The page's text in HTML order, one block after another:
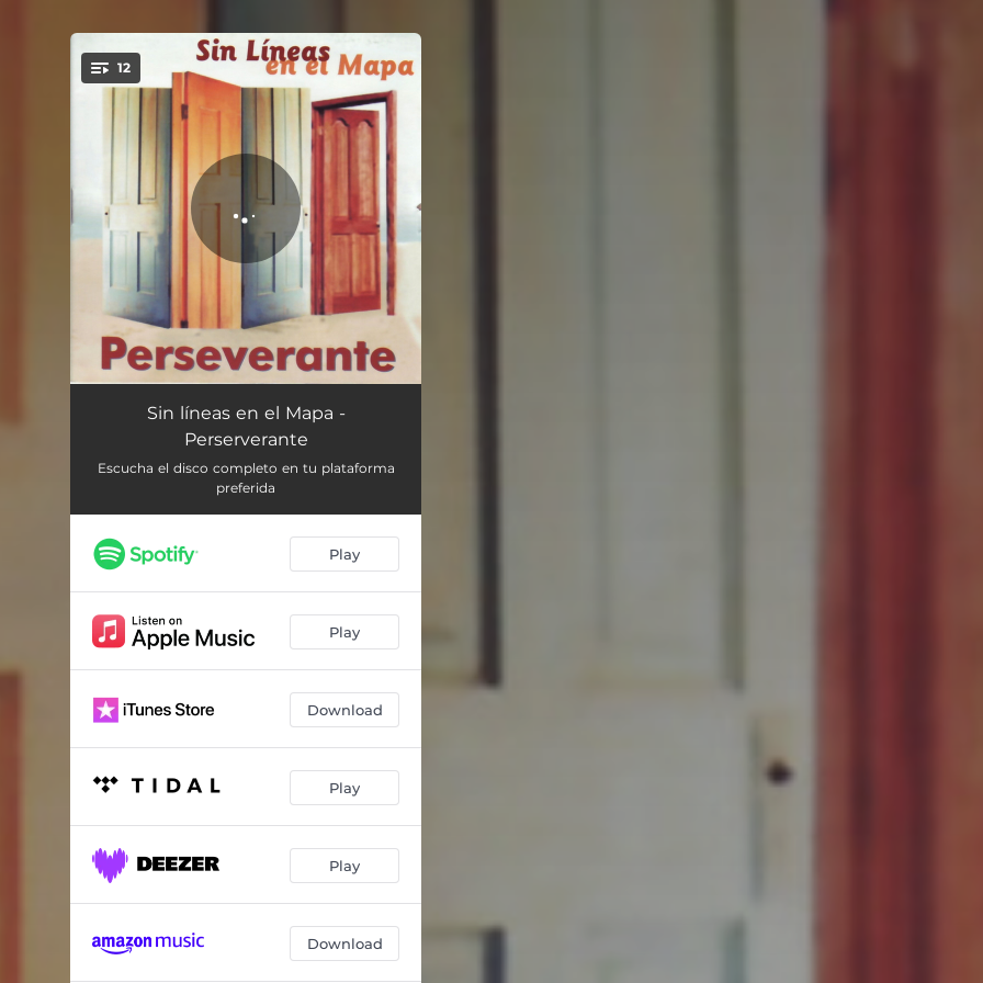
You're all set!
12
Cántelo Usted
Sobre un Cuerpo de Mujer
Inocencia en una Piedra 05:26
Verdad y Esperanza
Niña Celeste 03:42
Palomita de Barro 06:00
Una Antigua Deuda 03:49
Vidas 04:13
Samba Malató 05:17
Sin líneas en el Mapa -
Perserverante
Escucha el disco completo en tu plataforma
preferida
Play
Play
Download
Play
Play
Download